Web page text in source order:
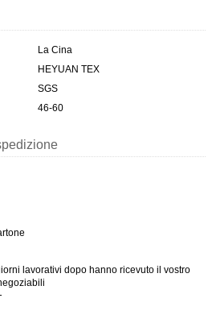
La Cina
HEYUAN TEX
SGS
46-60
lavorativi dopo hanno ricevuto il vostro